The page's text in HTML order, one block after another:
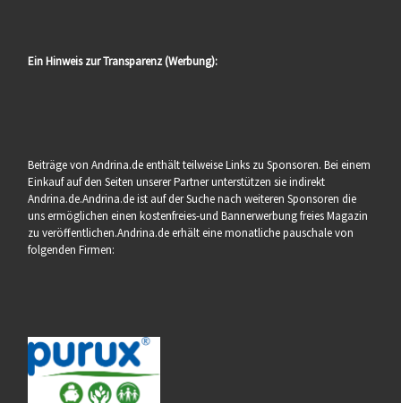
Ein Hinweis zur Transparenz (Werbung):
Beiträge von Andrina.de enthält teilweise Links zu Sponsoren. Bei einem
Einkauf auf den Seiten unserer Partner unterstützen sie indirekt
Andrina.de.Andrina.de ist auf der Suche nach weiteren Sponsoren die
uns ermöglichen einen kostenfreies-und Bannerwerbung freies Magazin
zu veröffentlichen.Andrina.de erhält eine monatliche pauschale von
folgenden Firmen: